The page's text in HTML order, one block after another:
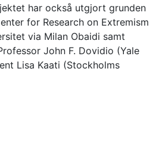
har också utgjort grunden
for Research on Extremism
via Milan Obaidi samt
John F. Dovidio (Yale
Lisa Kaati (Stockholms